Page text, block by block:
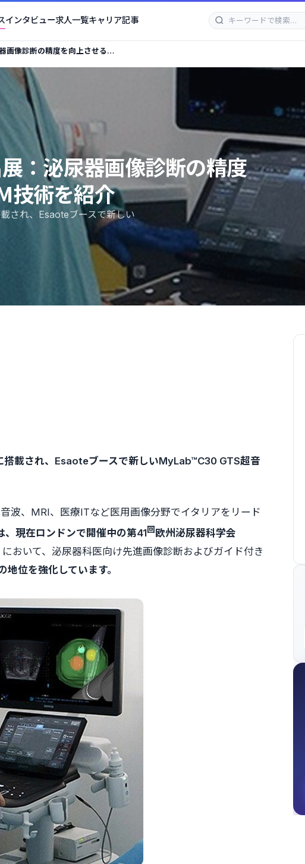
インタビュー求人一覧キャリア記事
画像診断の精度を向上させる独
：泌尿器画像診断の精度
技術を紹介
され、Esaoteブースで新しい
載され、Esaoteブースで新しいMyLab™C30 GTS超音
波、MRI、医療ITなど医用画像分野でイタリアをリード
、現在ロンドンで開催中の第41回欧州泌尿器科学会
おいて、泌尿器科医向け先進画像診断およびガイド付き
地位を強化しています。